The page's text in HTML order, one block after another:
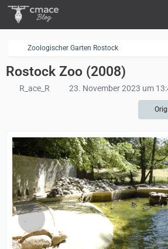
Zoologischer Garten Rostock
Rostock Zoo (2008)
R_ace_R 23. November 2023 um